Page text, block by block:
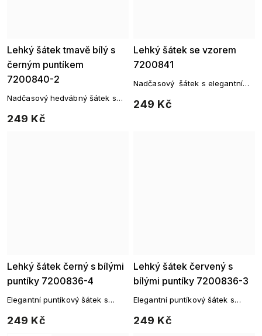
Lehký šátek tmavě bílý s
černým puntíkem
7200840-2
249 Kč
Nadčasový hedvábný šátek s
Lehký šátek se vzorem
7200841
249 Kč
Nadčasový šátek s elegantním
Lehký šátek černý s bílými
puntíky 7200836-4
249 Kč
Elegantní puntíkový šátek s
Lehký šátek červený s
bílými puntíky 7200836-3
249 Kč
Elegantní puntíkový šátek s